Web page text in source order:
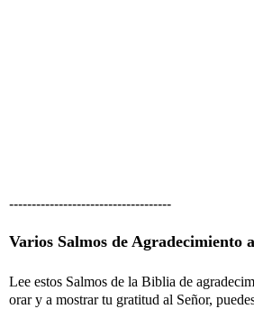
------------------------------------
Varios Salmos de Agradecimiento
Lee estos Salmos de la Biblia de
orar y a mostrar tu gratitud al Señor,